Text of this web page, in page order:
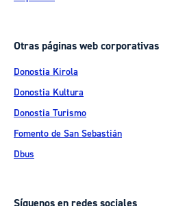
Otras páginas web corporativas
Donostia Kirola
Donostia Kultura
Donostia Turismo
Fomento de San Sebastián
Dbus
Síguenos en redes sociales